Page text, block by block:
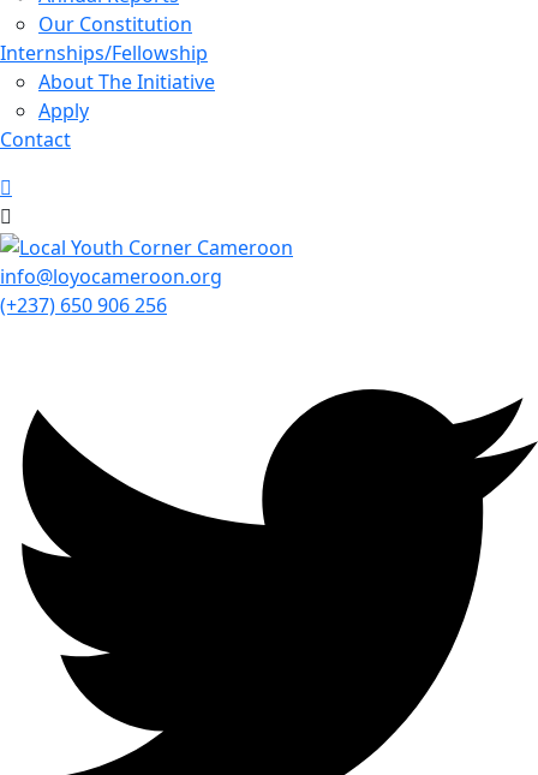
Our Constitution
Internships/Fellowship
About The Initiative
Apply
Contact
info@loyocameroon.org
(+237) 650 906 256